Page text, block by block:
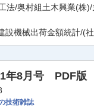
法/奥村組土木興業(株
機械出荷金額統計/(
年8月号 PDF版
技術雑誌